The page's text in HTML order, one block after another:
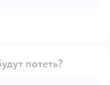
потеть?